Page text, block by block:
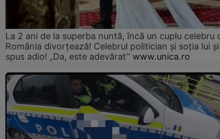
La 2 ani de la superba nuntă, încă un cuplu celebru
România divorțează! Celebrul politician și soția lui
spus adio! „Da, este adevărat” www.unica.ro